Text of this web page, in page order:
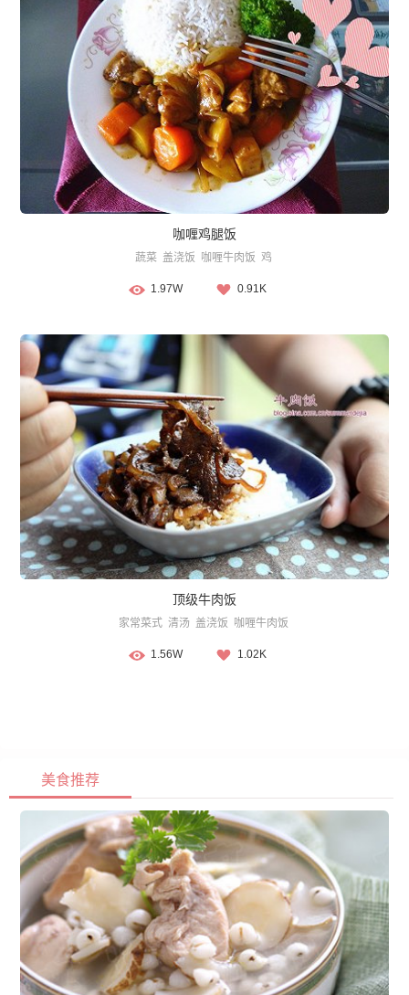
咖喱鸡腿饭
蔬菜 盖浇饭 咖喱牛肉饭 鸡
1.97W 0.91K
顶级牛肉饭
家常菜式 清汤 盖浇饭 咖喱牛肉饭
1.56W 1.02K
美食推荐